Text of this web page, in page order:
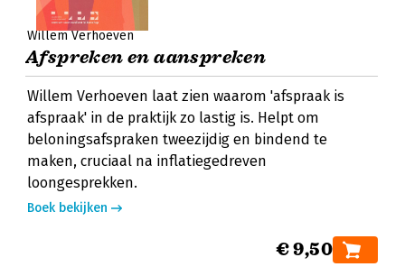
Willem Verhoeven
Afspreken en aanspreken
Willem Verhoeven laat zien waarom 'afspraak is
afspraak' in de praktijk zo lastig is. Helpt om
beloningsafspraken tweezijdig en bindend te
maken, cruciaal na inflatiegedreven
loongesprekken.
Boek bekijken
€ 9,50